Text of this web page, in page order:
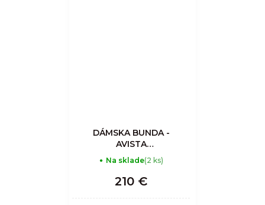
DÁMSKA BUNDA -
AVISTA
MOUNTAIN
CLIMBERS
INSULATED
OVERSHIRT
Na sklade(2 ks)
210 €